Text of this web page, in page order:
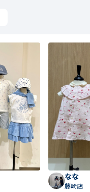
なな
藤崎店